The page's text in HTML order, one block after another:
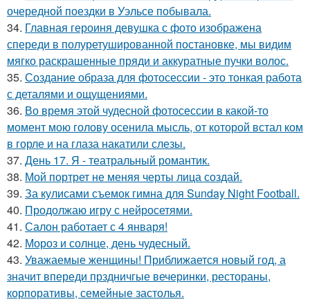
очередной поездки в Уэльсе побывала.
34. Главная героиня девушка с фото изображена
спереди в полуретушированной постановке, мы видим
мягко раскрашенные пряди и аккуратные пучки волос.
35. Создание образа для фотосессии - это тонкая работа
с деталями и ощущениями.
36. Во время этой чудесной фотосессии в какой-то
момент мою голову осенила мысль, от которой встал ком
в горле и на глаза накатили слезы.
37. День 17. Я - театральный романтик.
38. Мой портрет не меняя черты лица создай.
39. За кулисами съемок гимна для Sunday Night Football.
40. Продолжаю игру с нейросетями.
41. Салон работает с 4 января!
42. Мороз и солнце, день чудесный.
43. Уважаемые женщины! Приближается новый год, а
значит впереди прздничгые вечеринки, рестораны,
корпоративы, семейные застолья.